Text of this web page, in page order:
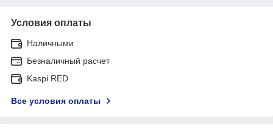
Условия оплаты
Наличными
Безналичный расчет
Kaspi RED
Все условия оплаты